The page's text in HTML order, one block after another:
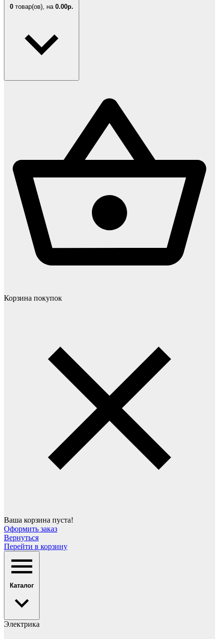
0 товар(ов), на 0.00р.
Корзина покупок
Ваша корзина пуста!
Оформить заказ
Вернуться
Перейти в корзину
Каталог
Электрика